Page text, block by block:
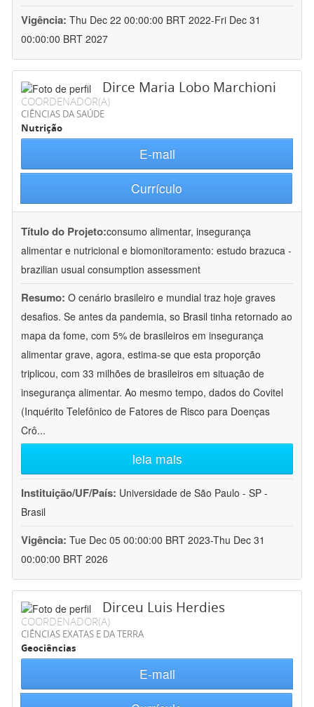
Vigência: Thu Dec 22 00:00:00 BRT 2022-Fri Dec 31
00:00:00 BRT 2027
Dirce Maria Lobo Marchioni
COORDENADOR(A)
CIÊNCIAS DA SAÚDE
Nutrição
E-mail
Currículo
Título do Projeto:consumo alimentar, insegurança
alimentar e nutricional e biomonitoramento: estudo brazuca -
brazilian usual consumption assessment
Resumo: O cenário brasileiro e mundial traz hoje graves
desafios. Se antes da pandemia, so Brasil tinha retornado ao
mapa da fome, com 5% de brasileiros em insegurança
alimentar grave, agora, estima-se que esta proporção
triplicou, com 33 milhões de brasileiros em situação de
insegurança alimentar. Ao mesmo tempo, dados do Covitel
(Inquérito Telefônico de Fatores de Risco para Doenças
Crô...
leia mais
Instituição/UF/País: Universidade de São Paulo - SP -
Brasil
Vigência: Tue Dec 05 00:00:00 BRT 2023-Thu Dec 31
00:00:00 BRT 2026
Dirceu Luis Herdies
COORDENADOR(A)
CIÊNCIAS EXATAS E DA TERRA
Geociências
E-mail